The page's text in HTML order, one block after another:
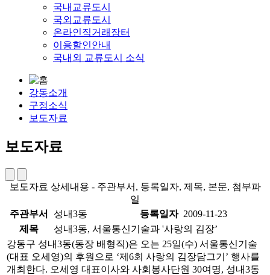
국내교류도시
국외교류도시
온라인직거래장터
이용할인안내
국내외 교류도시 소식
강동소개
구정소식
보도자료
보도자료
보도자료 상세내용 - 주관부서, 등록일자, 제목, 본문, 첨부파
일
주관부서
성내3동 등록일자 2009-11-23
제목
성내3동, 서울통신기술과 '사랑의 김장’
강동구 성내3동(동장 배형직)은 오는 25일(수) 서울통신기술
(대표 오세영)의 후원으로 ‘제6회 사랑의 김장담그기’ 행사를
개최한다. 오세영 대표이사와 사회봉사단원 30여명, 성내3동